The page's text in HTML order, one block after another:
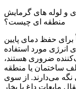
و لوله های گرمایش
منطقه ای چیست؟
حفظ دمای پایین
انرژی مورد استفاده
ضروری هستند،
ساختمان یا منطقه
می‌دارند. از سوی
مایعات داغ یا بخار